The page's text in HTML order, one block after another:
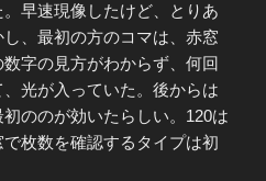
早速現像したけど、とりあ
、最初の方のコマは、赤窓
字の見方がわからず、何回
光が入っていた。後からは
ののが効いたらしい。120は
枚数を確認するタイプは初